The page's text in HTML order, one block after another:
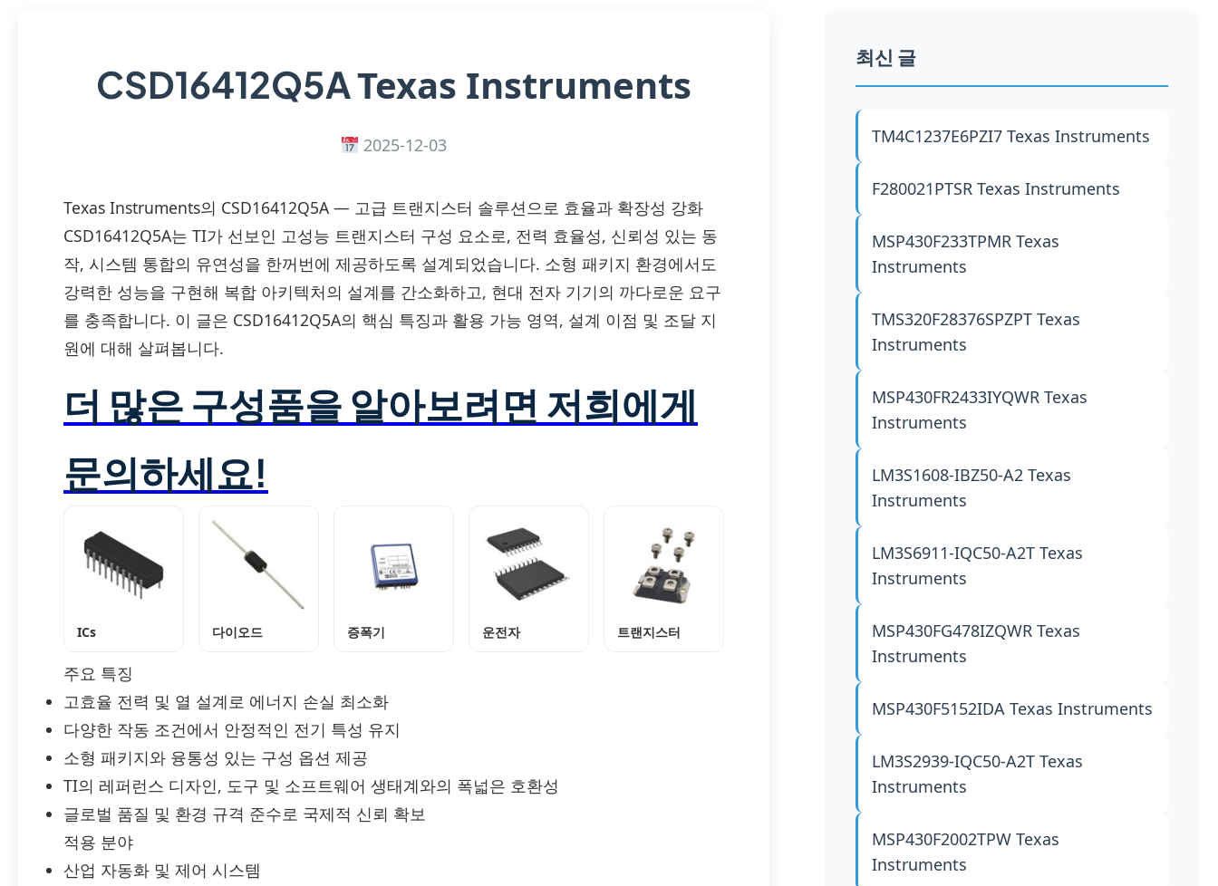
CSD16412Q5ATexas Instruments
2025-12-03
Texas Instruments의 CSD16412Q5A — 고급 트랜지스터 솔루션으로 효율과 확장성 강화
CSD16412Q5A는 TI가 선보인 고성능 트랜지스터 구성 요소로, 전력 효율성, 신뢰성 있는 동
작, 시스템 통합의 유연성을 한꺼번에 제공하도록 설계되었습니다. 소형 패키지 환경에서도
강력한 성능을 구현해 복합 아키텍처의 설계를 간소화하고, 현대 전자 기기의 까다로운 요구
를 충족합니다. 이 글은 CSD16412Q5A의 핵심 특징과 활용 가능 영역, 설계 이점 및 조달 지
원에 대해 살펴봅니다.
더 많은 구성품을 알아보려면 저희에게
문의하세요!
ICs 다이오드 증폭기 운전자 트랜지스터
주요 특징
고효율 전력 및 열 설계로 에너지 손실 최소화
다양한 작동 조건에서 안정적인 전기 특성 유지
소형 패키지와 융통성 있는 구성 옵션 제공
TI의 레퍼런스 디자인, 도구 및 소프트웨어 생태계와의 폭넓은 호환성
글로벌 품질 및 환경 규격 준수로 국제적 신뢰 확보
적용 분야
산업 자동화 및 제어 시스템
최신 글
TM4C1237E6PZI7Texas Instruments
F280021PTSRTexas Instruments
MSP430F233TPMRTexas
Instruments
TMS320F28376SPZPTTexas
Instruments
MSP430FR2433IYQWRTexas
Instruments
LM3S1608-IBZ50-A2Texas
Instruments
LM3S6911-IQC50-A2TTexas
Instruments
MSP430FG478IZQWRTexas
Instruments
MSP430F5152IDATexas Instruments
LM3S2939-IQC50-A2TTexas
Instruments
MSP430F2002TPWTexas
Instruments